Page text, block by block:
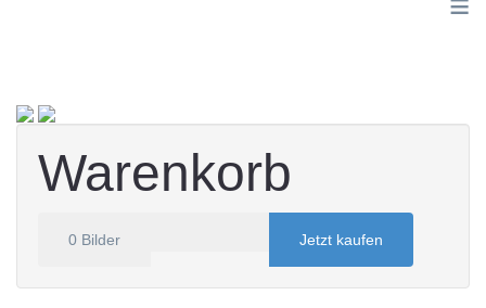
Warenkorb
0 Bilder Jetzt kaufen